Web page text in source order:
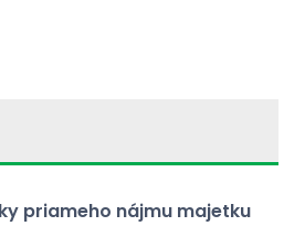
priameho nájmu majetku